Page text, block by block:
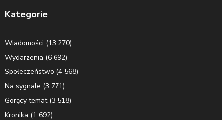
Kategorie
Wiadomości (13 270)
Wydarzenia (6 692)
Społeczeństwo (4 568)
Na sygnale (3 771)
Gorący temat(3 518)
Kronika (1 692)